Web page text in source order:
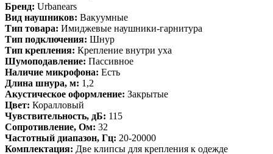
Бренд: Urbanears
Вид наушников: Вакуумные
Тип товара: Имиджевые наушники-гарнитура
Тип подключения: Шнур
Тип крепления: Крепление внутри уха
Шумоподавление: Пассивное
Наличие микрофона: Есть
Длина шнура, м: 1,2
Акустическое оформление: Закрытые
Цвет: Коралловый
Чувствительность, дБ: 115
Сопротивление, Ом: 32
Частотный диапазон, Гц: 20-20000
Комплектация: Две клипсы для крепления к одежде